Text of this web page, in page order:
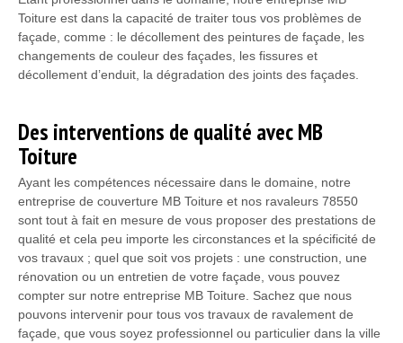
Toiture est dans la capacité de traiter tous vos problèmes de
façade, comme : le décollement des peintures de façade, les
changements de couleur des façades, les fissures et
décollement d’enduit, la dégradation des joints des façades.
Des interventions de qualité avec MB
Toiture
Ayant les compétences nécessaire dans le domaine, notre
entreprise de couverture MB Toiture et nos ravaleurs 78550
sont tout à fait en mesure de vous proposer des prestations de
qualité et cela peu importe les circonstances et la spécificité de
vos travaux ; quel que soit vos projets : une construction, une
rénovation ou un entretien de votre façade, vous pouvez
compter sur notre entreprise MB Toiture. Sachez que nous
pouvons intervenir pour tous vos travaux de ravalement de
façade, que vous soyez professionnel ou particulier dans la ville